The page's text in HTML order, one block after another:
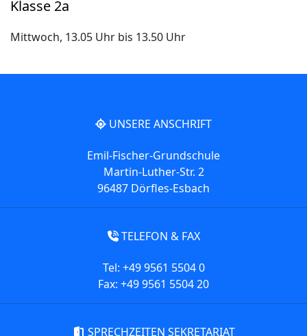
Klasse 2a
Mittwoch, 13.05 Uhr bis 13.50 Uhr
UNSERE ANSCHRIFT
Emil-Fischer-Grundschule
Martin-Luther-Str. 2
96487 Dörfles-Esbach
TELEFON & FAX
Tel: +49 9561 5504 0
Fax: +49 9561 5504 20
SPRECHZEITEN SEKRETARIAT